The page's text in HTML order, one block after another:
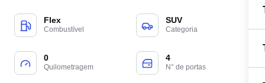
Flex
Combustível
SUV
Categoria
0
Quilometragem
4
N° de portas